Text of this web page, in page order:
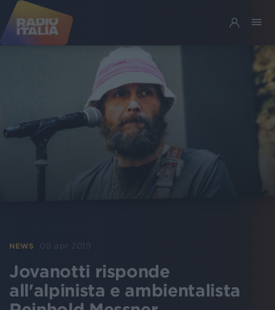
NEWS 09 apr 2019
Jovanotti risponde
all'alpinista e ambientalista